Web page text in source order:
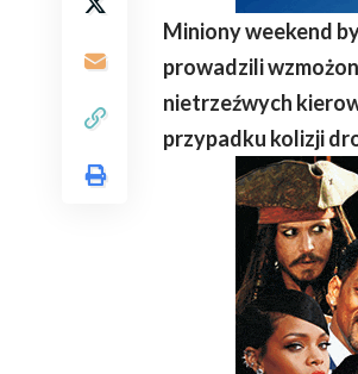
Miniony weekend
prowadzili
nietrzeźwych
przypadku kolizji